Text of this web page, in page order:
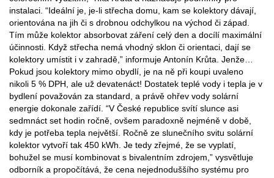
instalaci. “Ideální je, je-li střecha domu, kam se kolektory dávají,
orientována na jih či s drobnou odchylkou na východ či západ.
Tím může kolektor absorbovat záření celý den a docílí maximální
účinnosti. Když střecha nemá vhodný sklon či orientaci, dají se
kolektory umístit i v zahradě,” informuje Antonín Krůta. Jenže…
Pokud jsou kolektory mimo obydlí, je na ně při koupi uvaleno
nikoli 5 % DPH, ale už devatenáct! Dostatek teplé vody i tepla je v
bydlení považován za standard, a právě ohřev vody solární
energie dokonale zařídí. “V České republice svítí slunce asi
sedmnáct set hodin ročně, ovšem paradoxně nejméně v době,
kdy je potřeba tepla největší. Ročně ze slunečního svitu solární
kolektor vytvoří tak 450 kWh. Je tedy zřejmé, že se vyplatí,
bohužel se musí kombinovat s bivalentním zdrojem,” vysvětluje
odborník a propočítává, že cena nejednoduššího systému pro